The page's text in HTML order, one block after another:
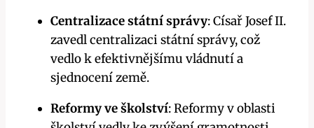
Centralizace státní správy: Císař Josef II.
zavedl centralizaci státní správy, což
vedlo k efektivnějšímu vládnutí a
sjednocení země.
Reformy ve školství: Reformy v oblasti